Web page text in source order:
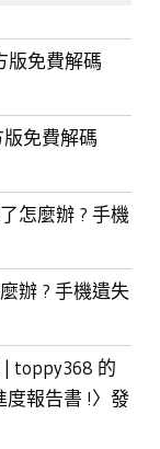
版免費解碼
免費解碼
怎麼辦 ? 手機
辦 ? 手機遺失
toppy368 的
度報告書 !〉發